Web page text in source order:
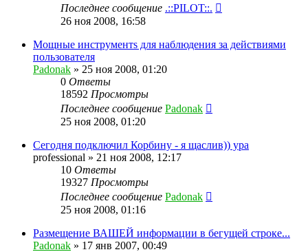
Последнее сообщение .::PILOT::.
26 ноя 2008, 16:58
Мощныe инструментs для наблюдения за действиями
пользователя
Padonak » 25 ноя 2008, 01:20
0 Ответы
18592 Просмотры
Последнее сообщение Padonak
25 ноя 2008, 01:20
Сегодня подключил Корбину - я щаслив)) ура
professional » 21 ноя 2008, 12:17
10 Ответы
19327 Просмотры
Последнее сообщение Padonak
25 ноя 2008, 01:16
Размещение ВАШЕЙ информации в бегущей строке...
Padonak » 17 янв 2007, 00:49